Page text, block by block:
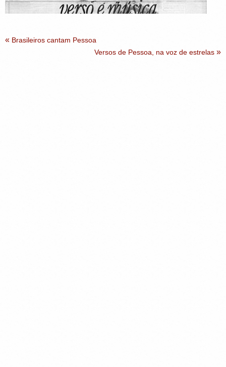
« Brasileiros cantam Pessoa
Versos de Pessoa, na voz de estrelas »